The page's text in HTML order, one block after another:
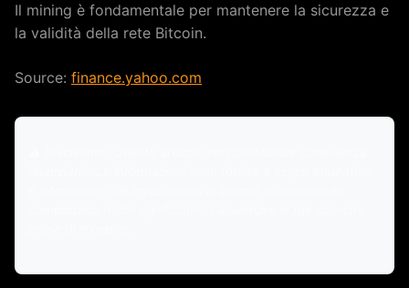
Il mining è fondamentale per mantenere la sicurezza e
la validità della rete Bitcoin.
Source: finance.yahoo.com